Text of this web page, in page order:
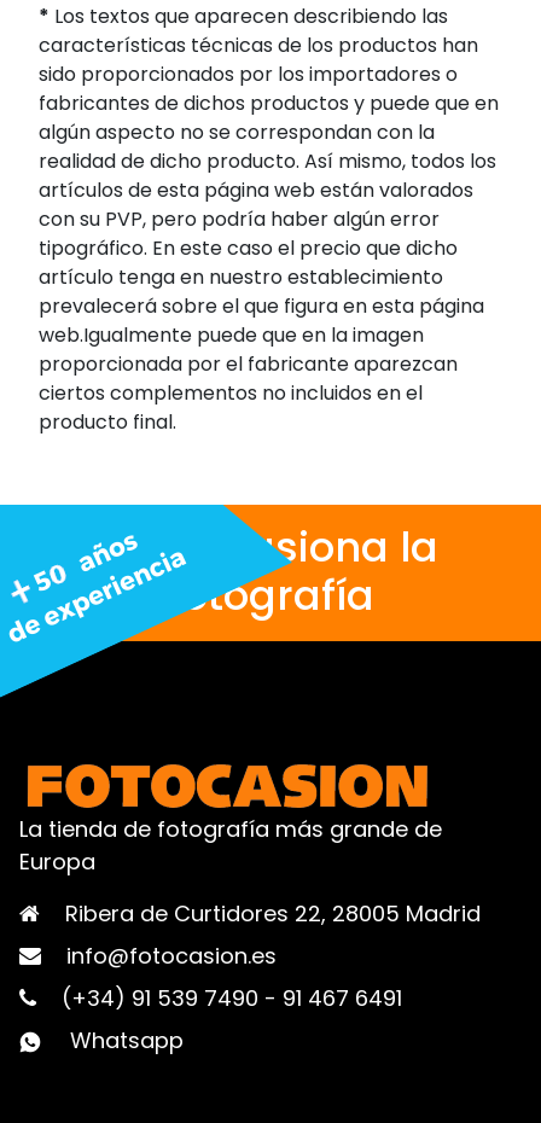
* Los textos que aparecen describiendo las
características técnicas de los productos han
sido proporcionados por los importadores o
fabricantes de dichos productos y puede que en
algún aspecto no se correspondan con la
realidad de dicho producto. Así mismo, todos los
artículos de esta página web están valorados
con su PVP, pero podría haber algún error
tipográfico. En este caso el precio que dicho
artículo tenga en nuestro establecimiento
prevalecerá sobre el que figura en esta página
web.Igualmente puede que en la imagen
proporcionada por el fabricante aparezcan
ciertos complementos no incluidos en el
producto final.
Nos apasiona la
fotografía
La tienda de fotografía más grande de
Europa
Ribera de Curtidores 22, 28005 Madrid
info@fotocasion.es
(+34) 91 539 7490 - 91 467 6491
Whatsapp